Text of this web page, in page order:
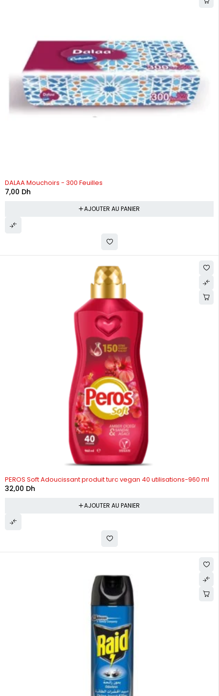
DALAA Mouchoirs - 300 Feuilles
7,00 Dh
AJOUTER AU PANIER
PEROS Soft Adoucissant produit turc vegan 40 utilisations-960 ml
32,00 Dh
AJOUTER AU PANIER